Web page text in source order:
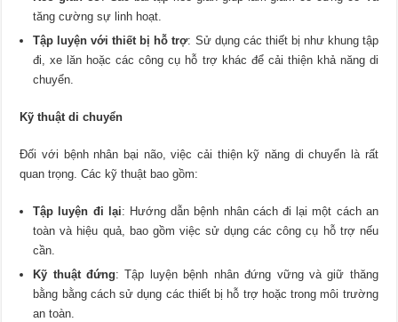
tăng cường sự linh hoạt.
Tập luyện với thiết bị hỗ trợ: Sử dụng các thiết bị như khung tập
đi, xe lăn hoặc các công cụ hỗ trợ khác để cải thiện khả năng di
chuyển.
Kỹ thuật di chuyển
Đối với bệnh nhân bại não, việc cải thiện kỹ năng di chuyển là rất
quan trọng. Các kỹ thuật bao gồm:
Tập luyện đi lại: Hướng dẫn bệnh nhân cách đi lại một cách an
toàn và hiệu quả, bao gồm việc sử dụng các công cụ hỗ trợ nếu
cần.
Kỹ thuật đứng: Tập luyện bệnh nhân đứng vững và giữ thăng
bằng bằng cách sử dụng các thiết bị hỗ trợ hoặc trong môi trường
an toàn.